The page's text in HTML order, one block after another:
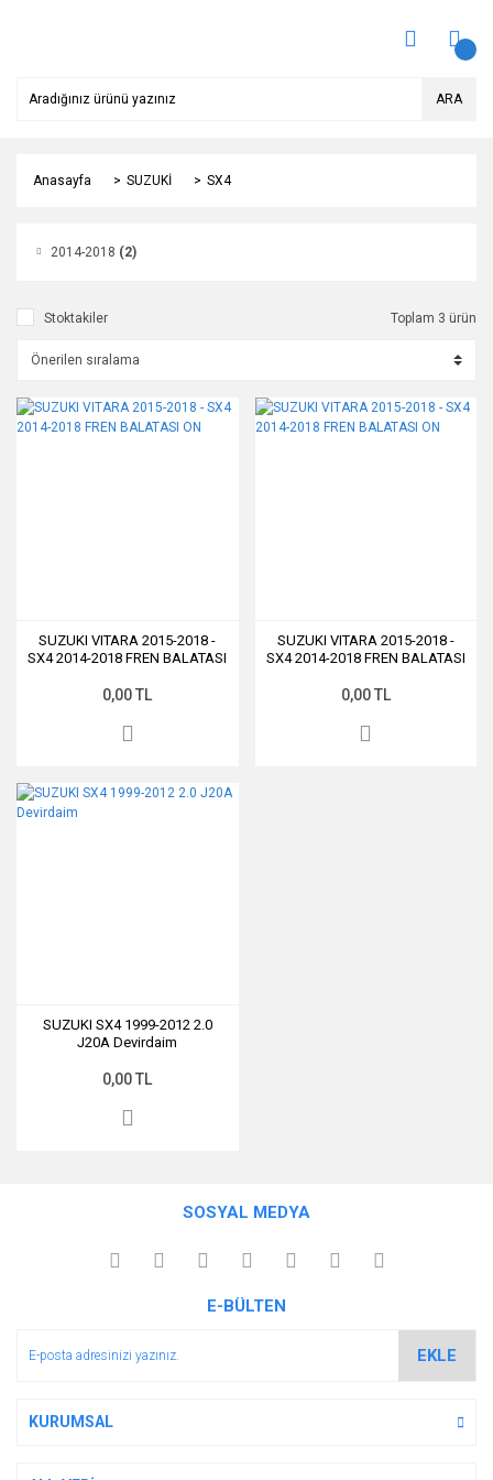
ARA
Anasayfa SUZUKİ SX4
2014-2018 (2)
Stoktakiler Toplam 3 ürün
SUZUKI VITARA 2015-2018 -
SX4 2014-2018 FREN BALATASI
0,00 TL
SUZUKI VITARA 2015-2018 -
SX4 2014-2018 FREN BALATASI
0,00 TL
SUZUKI SX4 1999-2012 2.0
J20A Devirdaim
0,00 TL
SOSYAL MEDYA
E-BÜLTEN
EKLE
KURUMSAL